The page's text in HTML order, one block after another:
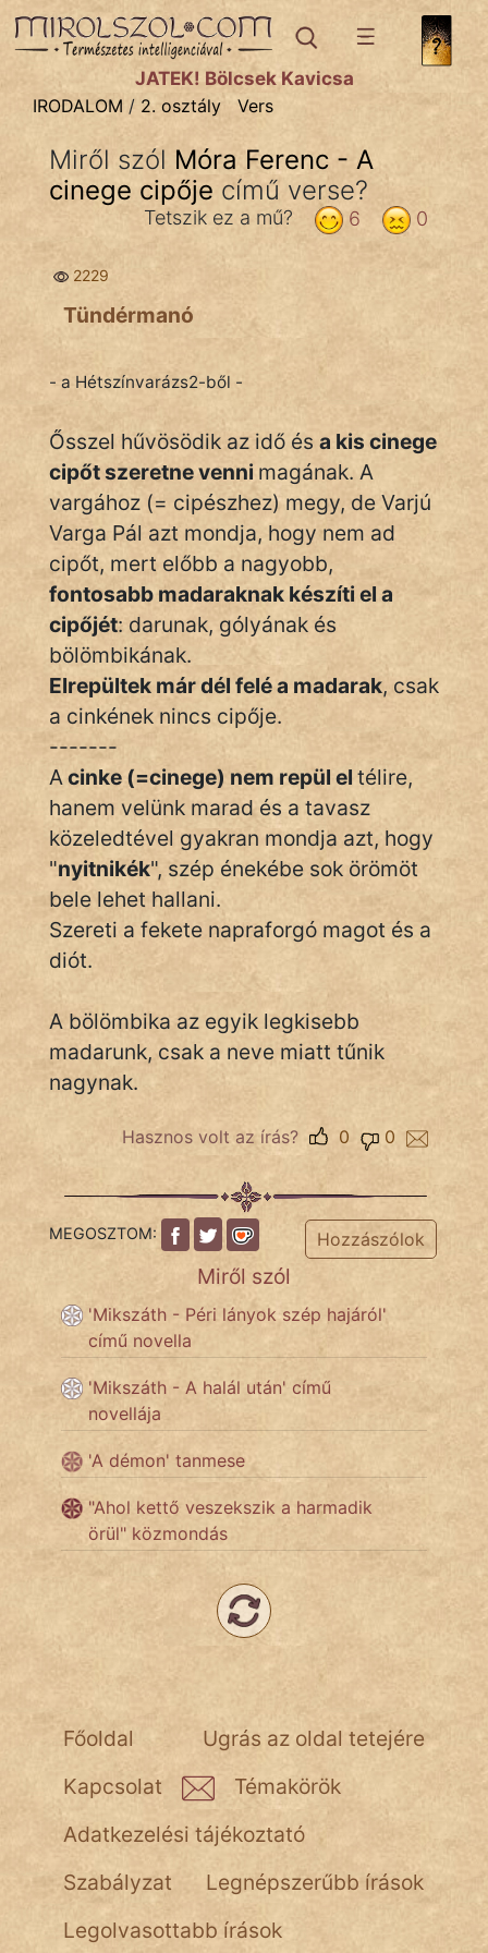
IRODALOMtémák:
Dráma
Költemény
Komédia
Kötelező
Mitológia
Monda
Novella
És
Elbeszélés
Regény
Tanmese
Vers
IRODALOM
SZÓLÁS
És
PSZICHO
ZENE
ÉLETMÓD
MAGYARSÁG
TÖRTÉNELEM
Népszerű szerzőink:
fantom
Hunor
Jób Gedeon
vörös ördög
NapHold
pszichopati
szegény legény
JÁTÉK! Bölcsek Kavicsa
IRODALOM / 2. osztály Vers
Miről szól Móra Ferenc - A
cinege cipője című verse?
0
6
Tetszik ez a mű?
2229
Tündérmanó
- a Hétszínvarázs2-ből -
Ősszel hűvösödik az idő és a kis cinege
cipőt szeretne venni magának. A
vargához (= cipészhez) megy, de Varjú
Varga Pál azt mondja, hogy nem ad
cipőt, mert előbb a nagyobb,
fontosabb madaraknak készíti el a
cipőjét: darunak, gólyának és
bölömbikának.
Elrepültek már dél felé a madarak, csak
a cinkének nincs cipője.
-------
Acinke (=cinege) nem repül el télire,
hanem velünk marad és a tavasz
közeledtével gyakran mondja azt, hogy
"nyitnikék", szép énekébe sok örömöt
bele lehet hallani.
Szereti a fekete napraforgó magot és a
diót.
A bölömbika az egyik legkisebb
madarunk, csak a neve miatt tűnik
nagynak.
Hasznos volt az írás? 0
0
MEGOSZTOM: Hozzászólok
Miről szól
'Mikszáth - Péri lányok szép hajáról'
című novella
'Mikszáth - A halál után' című
novellája
'A démon' tanmese
"Ahol kettő veszekszik a harmadik
örül" közmondás
Ugrás az oldal tetejére
Főoldal
Kapcsolat
Témakörök
Adatkezelési tájékoztató
Szabályzat
Legnépszerűbb írások
Legolvasottabb írások